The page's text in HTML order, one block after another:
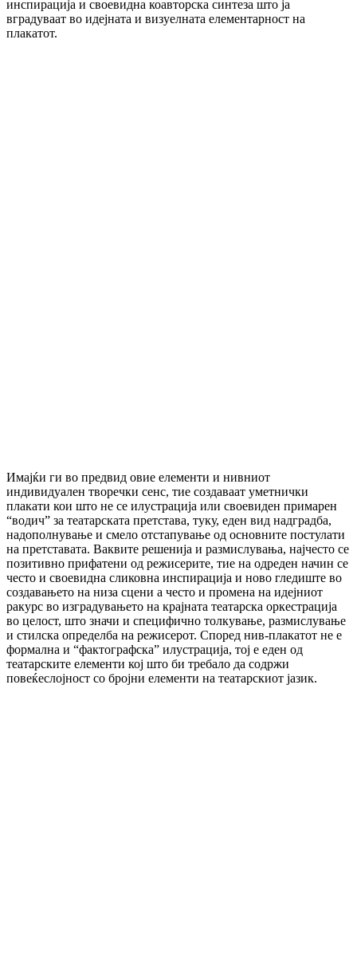
инспирација и своевидна коавторска синтеза што ја
вградуваат во идејната и визуелната елементарност на
плакатот.
Имајќи ги во предвид овие елементи и нивниот
индивидуален творечки сенс, тие создаваат уметнички
плакати кои што не се илустрација или своевиден примарен
“водич” за театарската претстава, туку, еден вид надградба,
надополнување и смело отстапување од основните постулати
на претставата. Ваквите решенија и размислувања, најчесто се
позитивно прифатени од режисерите, тие на одреден начин се
често и своевидна сликовна инспирација и ново гледиште во
создавањето на низа сцени а често и промена на идејниот
ракурс во изградувањето на крајната театарска оркестрација
во целост, што значи и специфично толкување, размислување
и стилска определба на режисерот. Според нив-плакатот не е
формална и “фактографска” илустрација, тој е еден од
театарските елементи кој што би требало да содржи
повеќеслојност со бројни елементи на театарскиот јазик.